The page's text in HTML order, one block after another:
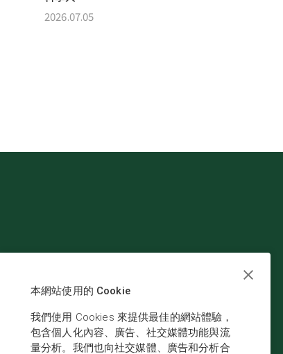
2026.07.05
本網站使用的 Cookie
我們使用 Cookies 來提供最佳的網站體驗，
包含個人化內容、廣告、社交媒體功能與流
量分析。我們也向社交媒體、廣告和分析合